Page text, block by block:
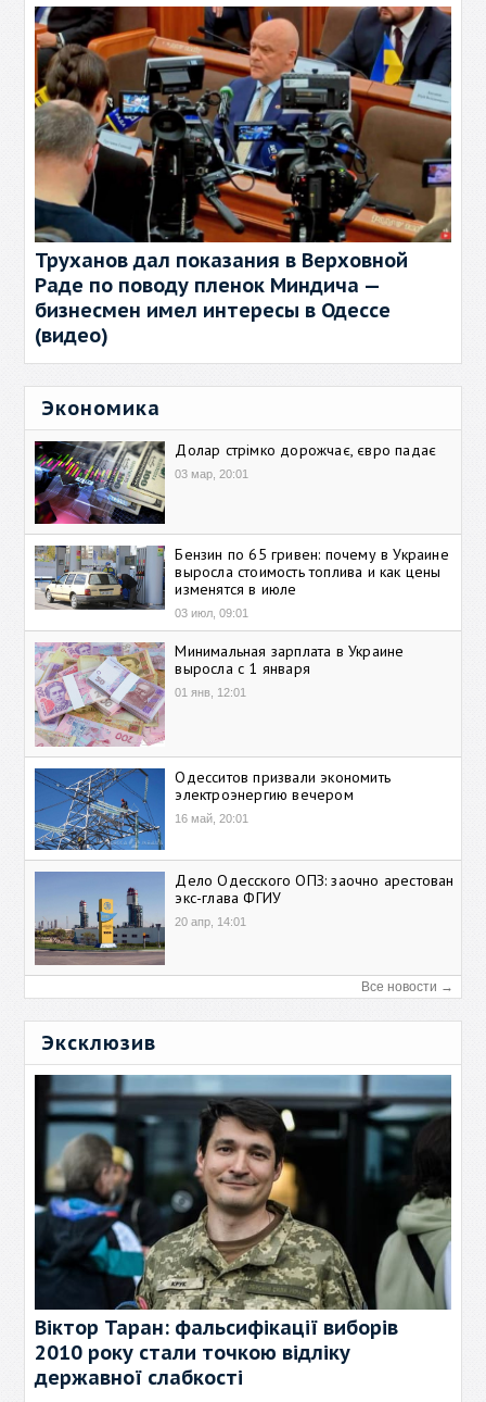
Труханов дал показания в Верховной
Раде по поводу пленок Миндича —
бизнесмен имел интересы в Одессе
(видео)
Экономика
Долар стрімко дорожчає, євро падає
03 мар, 20:01
Бензин по 65 гривен: почему в Украине
выросла стоимость топлива и как цены
изменятся в июле
03 июл, 09:01
Минимальная зарплата в Украине
выросла с 1 января
01 янв, 12:01
Одесситов призвали экономить
электроэнергию вечером
16 май, 20:01
Дело Одесского ОПЗ: заочно арестован
экс-глава ФГИУ
20 апр, 14:01
Все новости →
Эксклюзив
Віктор Таран: фальсифікації виборів
2010 року стали точкою відліку
державної слабкості